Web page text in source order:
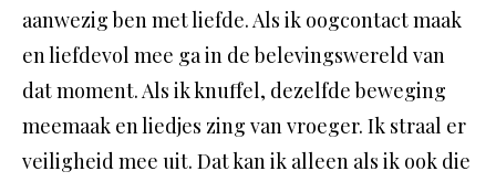
aanwezig ben met liefde. Als ik oogcontact maak
en liefdevol mee ga in de belevingswereld van
dat moment. Als ik knuffel, dezelfde beweging
meemaak en liedjes zing van vroeger. Ik straal er
veiligheid mee uit. Dat kan ik alleen als ik ook die